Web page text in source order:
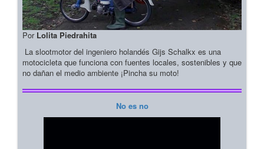
Por Lolita Piedrahita
La slootmotor del ingeniero holandés Gijs Schalkx es una
motocicleta que funciona con fuentes locales, sostenibles y que
no dañan el medio ambiente ¡Pincha su moto!
No es no